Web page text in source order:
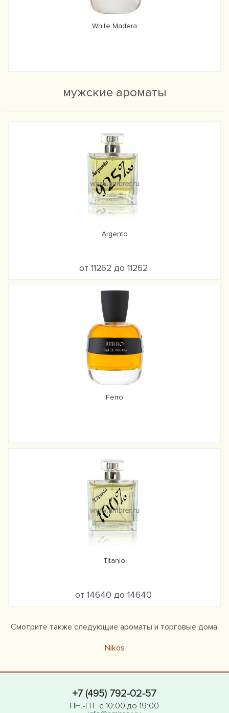
White Madera
мужские ароматы
Argento
от 11262 до 11262
Ferro
Titanio
от 14640 до 14640
Смотрите также следующие ароматы и торговые дома:
Nikos
+7 (495) 792-02-57
ПН.-ПТ. с 10:00 до 19:00